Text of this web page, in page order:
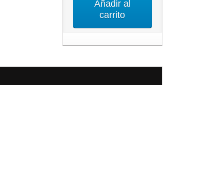
Añadir al
carrito